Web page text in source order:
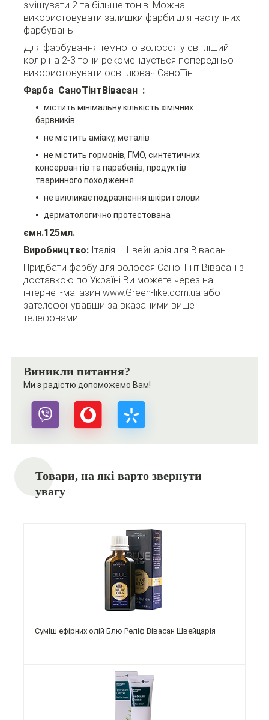
змішувати 2 та більше тонів. Можна
використовувати залишки фарби для наступних
фарбувань.
Для фарбування темного волосся у світліший
колір на 2-3 тони рекомендується попередньо
використовувати освітлювач СаноТінт.
Фарба СаноТінтВівасан :
містить мінімальну кількість хімічних
барвників
не містить аміаку, металів
не містить гормонів, ГМО, синтетичних
консервантів та парабенів, продуктів
тваринного походження
не викликає подразнення шкіри голови
дерматологично протестована
ємн.125мл.
Виробництво:Італія - Швейцарія для Вівасан
Придбати фарбу для волосся Сано Тінт Вівасан з
доставкою по Україні Ви можете через наш
інтернет-магазин www.Green-like.com.ua або
зателефонувавши за вказаними вище
телефонами.
Виникли питання?
Ми з радістю допоможемо Вам!
Товари, на які варто звернути
увагу
Суміш ефірних олій Блю Реліф Вівасан Швейцарія